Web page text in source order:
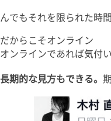
んでもそれを限られた時
だからこそオンライン
オンラインであれば気付
長期的な見方もできる。